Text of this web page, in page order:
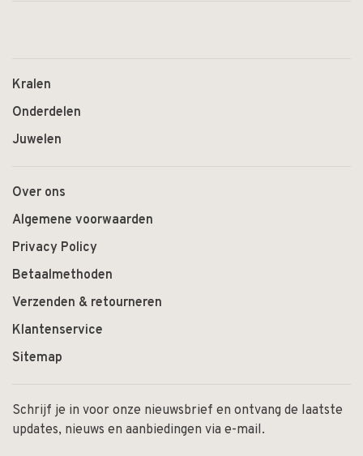
Kralen
Onderdelen
Juwelen
Over ons
Algemene voorwaarden
Privacy Policy
Betaalmethoden
Verzenden & retourneren
Klantenservice
Sitemap
Schrijf je in voor onze nieuwsbrief en ontvang de laatste
updates, nieuws en aanbiedingen via e-mail.